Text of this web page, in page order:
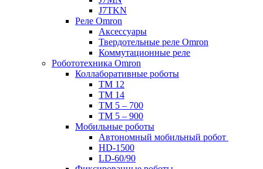
J7TKN
Реле Omron
Аксессуары
Твердотельные реле Omron
Коммутационные реле
Робототехника Omron
Коллаборативные роботы
TM 12
TM 14
TM 5 – 700
TM 5 – 900
Мобильные роботы
Автономный мобильный робот
HD-1500
LD-60/90